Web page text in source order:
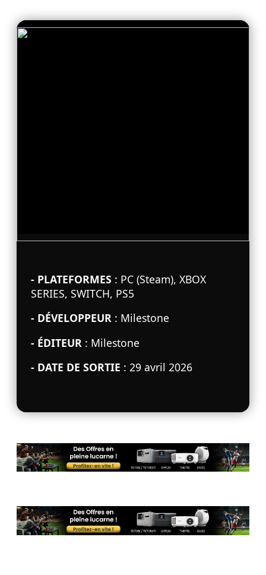
- PLATEFORMES : PC (Steam), XBOX
SERIES, SWITCH, PS5
- DÉVELOPPEUR: Milestone
- ÉDITEUR : Milestone
- DATE DE SORTIE : 29 avril 2026